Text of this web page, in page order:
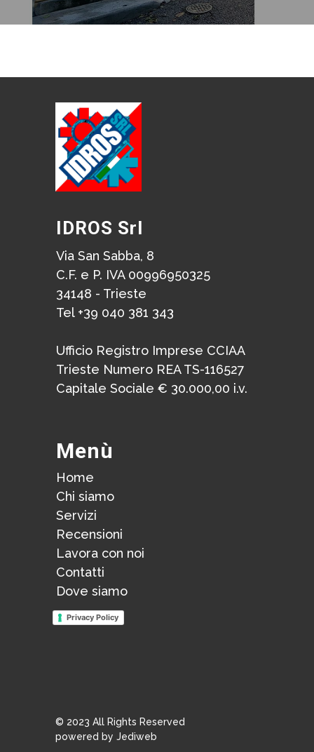
Via San Sabba, 8
C.F. e P. IVA 00996950325
34148 - Trieste
Tel +39 040 381 343
Ufficio Registro Imprese CCIAA
Trieste Numero REA TS-116527
Capitale Sociale € 30.000,00 i.v.
Menù
Home
Chi siamo
Servizi
Recensioni
Lavora con noi
Contatti
Dove siamo
Privacy Policy
IDROS Srl
© 2023 All Rights Reserved
powered by Jediweb